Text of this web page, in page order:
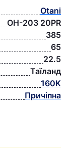
Otani
OH-203 20PR
385
65
22.5
Таїланд
160K
Причіпна